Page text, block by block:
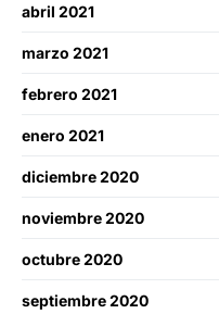
abril 2021
marzo 2021
febrero 2021
enero 2021
diciembre 2020
noviembre 2020
octubre 2020
septiembre 2020